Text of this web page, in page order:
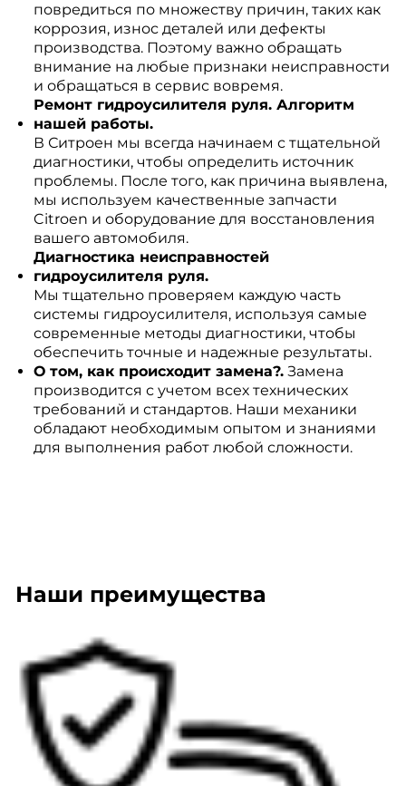
повредиться по множеству причин, таких как
коррозия, износ деталей или дефекты
производства. Поэтому важно обращать
внимание на любые признаки неисправности
и обращаться в сервис вовремя.
Ремонт гидроусилителя руля. Алгоритм
нашей работы.
В Ситроен мы всегда начинаем с тщательной
диагностики, чтобы определить источник
проблемы. После того, как причина выявлена,
мы используем качественные запчасти
Citroen и оборудование для восстановления
вашего автомобиля.
Диагностика неисправностей
гидроусилителя руля.
Мы тщательно проверяем каждую часть
системы гидроусилителя, используя самые
современные методы диагностики, чтобы
обеспечить точные и надежные результаты.
О том, как происходит замена?.Замена
производится с учетом всех технических
требований и стандартов. Наши механики
обладают необходимым опытом и знаниями
для выполнения работ любой сложности.
Наши преимущества